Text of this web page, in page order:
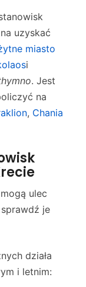
uzyskać
miasto
i
. Jest
na
, Chania
ulec
je
działa
i letnim: